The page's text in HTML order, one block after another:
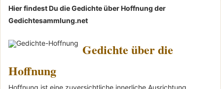
Hier findest Du die Gedichte über Hoffnung der
Gedichtesammlung.net
Gedichte über die
Hoffnung
Hoffnung ist eine zuversichtliche innerliche Ausrichtung,